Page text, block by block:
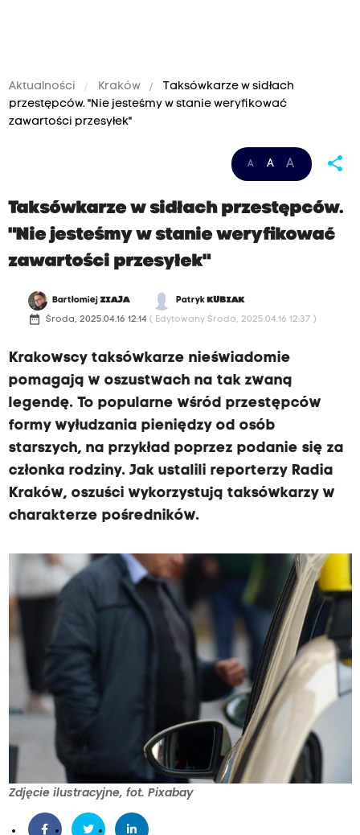
Aktualności Kraków
Taksówkarze w sidłach
przestępców. "Nie jesteśmy w stanie weryfikować
zawartości przesyłek"
A A A share
Taksówkarze w sidłach przestępców.
"Nie jesteśmy w stanie weryfikować
zawartości przesyłek"
BartłomiejZIAJA Patryk KUBIAK
date_range Środa, 2025.04.16 12:14 ( Edytowany Środa, 2025.04.16 12:37 )
Krakowscy taksówkarze nieświadomie
pomagają w oszustwach na tak zwaną
legendę. To popularne wśród przestępców
formy wyłudzania pieniędzy od osób
starszych, na przykład poprzez podanie się za
członka rodziny. Jak ustalili reporterzy Radia
Kraków, oszuści wykorzystują taksówkarzy w
charakterze pośredników.
Zdjęcie ilustracyjne, fot. Pixabay